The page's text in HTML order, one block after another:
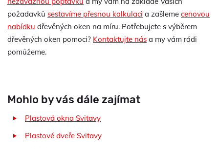
požadavků sestavíme přesnou kalkulaci a zašleme cenovou
nabídku dřevěných oken na míru. Potřebujete s výběrem
dřevěných oken pomoci? Kontaktujte nás a my vám rádi
pomůžeme.
Mohlo by vás dále zajímat
Plastová okna Svitavy
Plastové dveře Svitavy